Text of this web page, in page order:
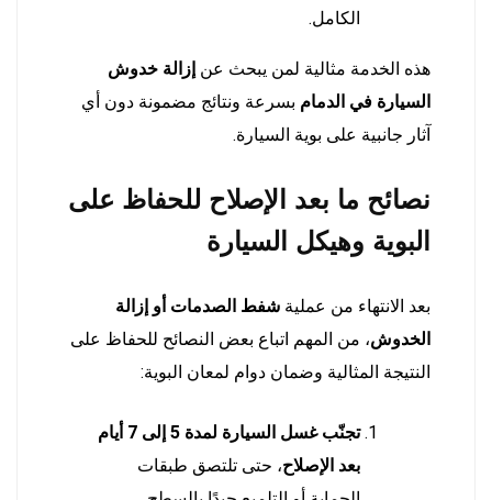
الكامل.
هذه الخدمة مثالية لمن يبحث عن إزالة خدوش
السيارة في الدمام بسرعة ونتائج مضمونة دون أي
آثار جانبية على بوية السيارة.
نصائح ما بعد الإصلاح للحفاظ على
البوية وهيكل السيارة
بعد الانتهاء من عملية شفط الصدمات أو إزالة
الخدوش، من المهم اتباع بعض النصائح للحفاظ على
النتيجة المثالية وضمان دوام لمعان البوية:
تجنّب غسل السيارة لمدة 5 إلى 7 أيام
بعد الإصلاح، حتى تلتصق طبقات